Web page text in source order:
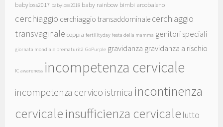
babyloss2017 babyloss2018 baby rainbow bimbi arcobaleno
cerchiaggio cerchiaggio transaddominale cerchiaggio
transvaginale coppia fertilityday festa della mamma genitori speciali
giornata mondiale prematurità GoPurple gravidanza gravidanza a rischio
IC awareness incompetenza cervicale
incompetenza cervico istmica incontinenza
cervicaleinsufficienza cervicale lutto